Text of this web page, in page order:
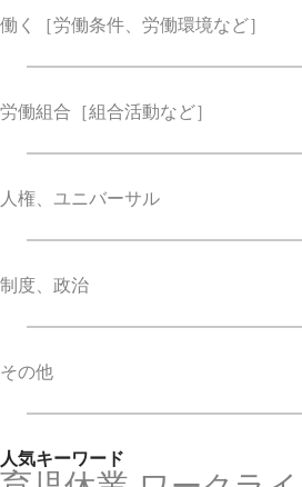
働く ［労働条件、労働環境など］
労働組合 ［組合活動など］
人権、ユニバーサル
制度、政治
その他
人気キーワード